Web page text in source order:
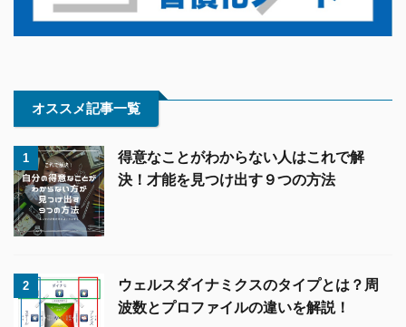
オススメ記事一覧
1
得意なことがわからない人はこれで解
決！才能を見つけ出す９つの方法
2
ウェルスダイナミクスのタイプとは？周
波数とプロファイルの違いを解説！